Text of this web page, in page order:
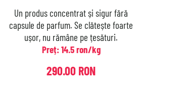
Un produs concentrat și sigur fără
capsule de parfum. Se clătește foarte
ușor, nu rămâne pe țesături.
Preț: 14.5 ron/kg
290.00 RON